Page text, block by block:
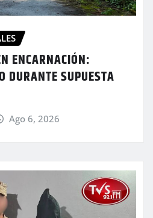
ENCARNACIÓN:
DURANTE SUPUESTA
Ago 6, 2026